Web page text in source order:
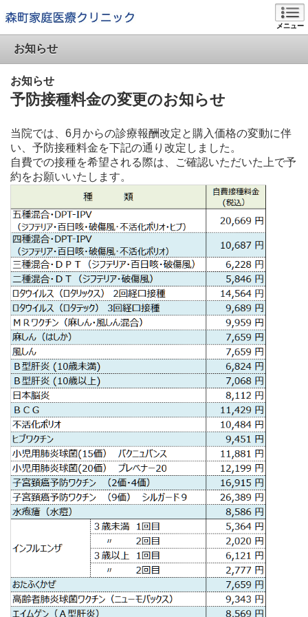
メニュー
お知らせ
お知らせ
予防接種料金の変更のお知らせ
当院では、6月からの診療報酬改定と購入価格の変動に伴
い、予防接種料金を下記の通り改定しました。
自費での接種を希望される際は、ご確認いただいた上で予
約をお願いいたします。